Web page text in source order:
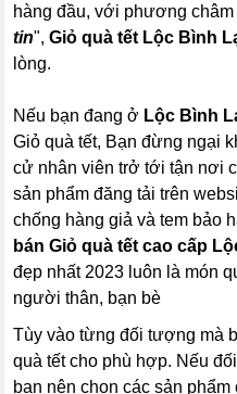
hàng đầu, với phương châm
tin",Giỏ quà tết Lộc Bình
lòng.
Nếu bạn đang ở Lộc Bình
Giỏ quà tết, Bạn đừng ngại
cử nhân viên trở tới tận nơi
sản phẩm đăng tải trên
chống hàng giả và tem bảo
bán Giỏ quà tết cao cấp
đẹp nhất 2023 luôn là món
người thân, bạn bè
Tùy vào từng đối tượng mà
quà tết cho phù hợp. Nếu
bạn nên chọn các sản phẩm